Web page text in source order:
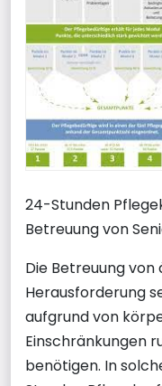
24-Stunden
Betreuung von
Die Betreuung
Herausforderung
aufgrund von
Einschränkungen
benötigen. In